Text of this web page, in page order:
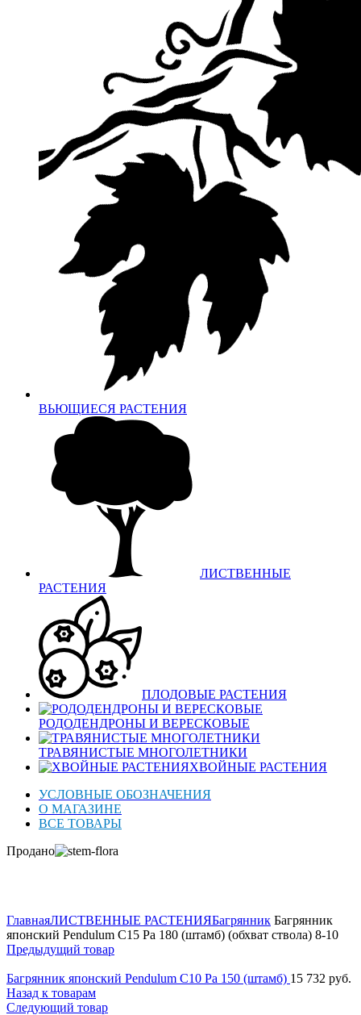
ВЬЮЩИЕСЯ РАСТЕНИЯ
ЛИСТВЕННЫЕ
РАСТЕНИЯ
ПЛОДОВЫЕ РАСТЕНИЯ
РОДОДЕНДРОНЫ И ВЕРЕСКОВЫЕ
ТРАВЯНИСТЫЕ МНОГОЛЕТНИКИ
ХВОЙНЫЕ РАСТЕНИЯ
УСЛОВНЫЕ ОБОЗНАЧЕНИЯ
О МАГАЗИНЕ
ВСЕ ТОВАРЫ
Продано
ГлавнаяЛИСТВЕННЫЕ РАСТЕНИЯБагрянник Багрянник
японский Pendulum C15 Ра 180 (штамб) (обхват ствола) 8-10
Предыдущий товар
Багрянник японский Pendulum C10 Ра 150 (штамб) 15 732 руб.
Назад к товарам
Следующий товар